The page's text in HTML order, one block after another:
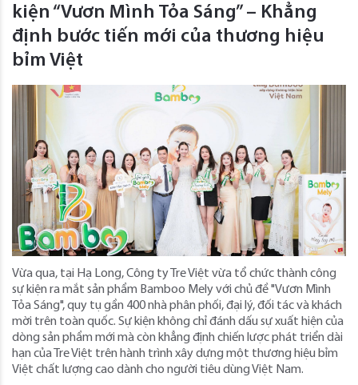
kiện “Vươn Mình Tỏa Sáng” – Khẳng
định bước tiến mới của thương hiệu
bỉm Việt
Vừa qua, tại Hạ Long, Công ty Tre Việt vừa tổ chức thành công
sự kiện ra mắt sản phẩm Bamboo Mely với chủ đề "Vươn Mình
Tỏa Sáng", quy tụ gần 400 nhà phân phối, đại lý, đối tác và khách
mời trên toàn quốc. Sự kiện không chỉ đánh dấu sự xuất hiện của
dòng sản phẩm mới mà còn khẳng định chiến lược phát triển dài
hạn của Tre Việt trên hành trình xây dựng một thương hiệu bỉm
Việt chất lượng cao dành cho người tiêu dùng Việt Nam.